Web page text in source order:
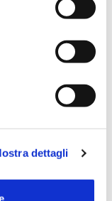
dettagli
sicura.